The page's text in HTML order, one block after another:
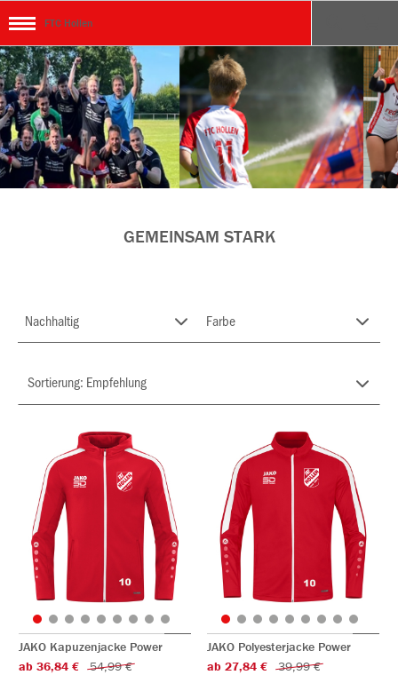
FTC Hollen
GEMEINSAM STARK
Nachhaltig Farbe
JAKO Kapuzenjacke Power
ab 36,84 €
54,99 €
JAKO Polyesterjacke Power
ab 27,84 €
39,99 €